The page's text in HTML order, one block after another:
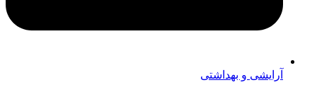
آرایشی و بهداشتی